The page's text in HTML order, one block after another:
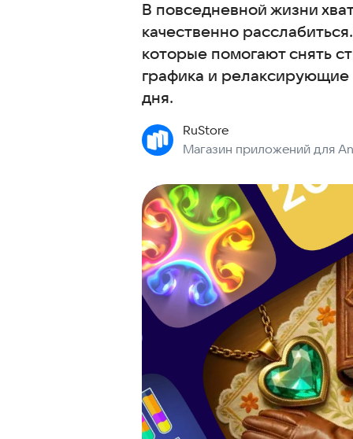
В повседневной жизни
качественно
которые помогают снять
графика и релаксирующие
дня.
RuStore
Магазин приложений для